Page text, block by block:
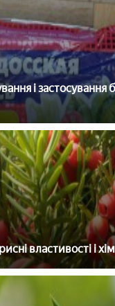
і застосування
властивості і